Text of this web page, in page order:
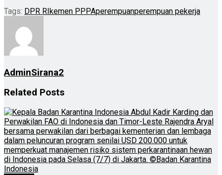
Tags: DPR RIkemen PPPAperempuanperempuan pekerja
AdminSirana2
Related Posts